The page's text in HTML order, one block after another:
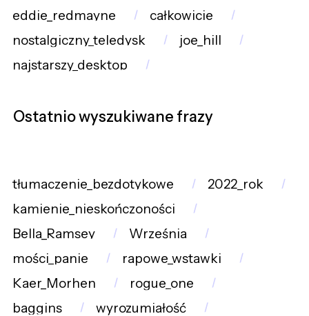
eddie_redmayne
całkowicie
nostalgiczny_teledysk
joe_hill
najstarszy_desktop
Ostatnio wyszukiwane frazy
tłumaczenie_bezdotykowe
2022_rok
kamienie_nieskończoności
Bella_Ramsey
Września
mości_panie
rapowe_wstawki
Kaer_Morhen
rogue_one
baggins
wyrozumiałość